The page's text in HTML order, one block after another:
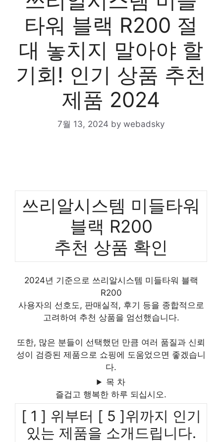
타워 블랙 R200 절
대 놓치지 말아야 할
기회! 인기 상품 추천
제품 2024
7월 13, 2024 by webadsky
쓰리알시스템 미들타워
블랙 R200
추천 상품 확인
2024년 기준으로 쓰리알시스템 미들타워 블랙
R200
사용자의 선호도, 판매실적, 후기 등을 종합적으로
고려하여 추천 상품을 엄선했습니다.
또한, 많은 분들이 선택했던 만큼 여러 품질과 신뢰
성이 검증된 제품으로 쇼핑에 도움었으면 좋겠습니
다.
목 차
즐겁고 행복한 하루 되십시오.
[ 1 ] 위부터 [ 5 ]위까지 인기
있는 제품을 소개드립니다.